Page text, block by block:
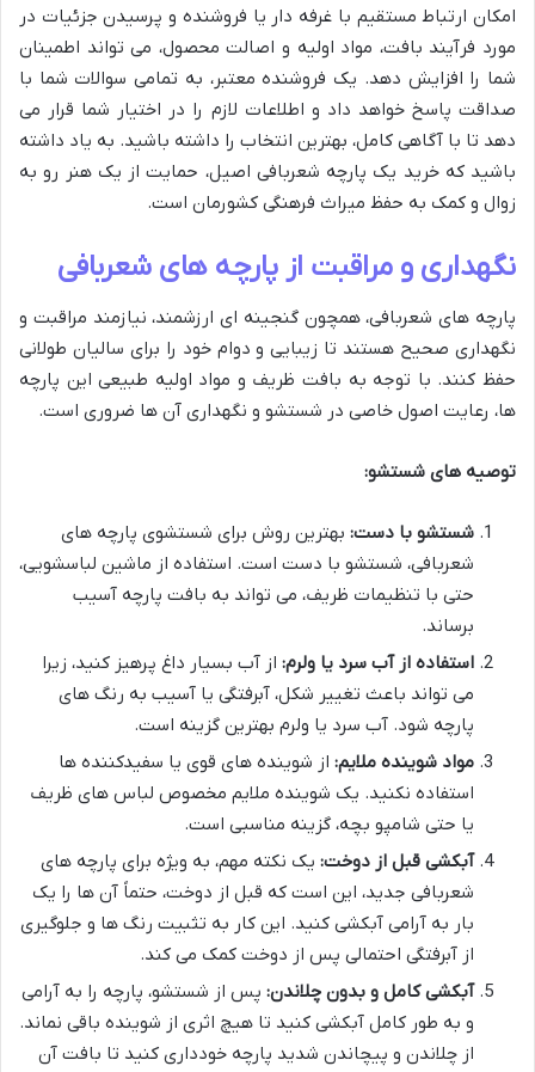
امکان ارتباط مستقیم با غرفه دار یا فروشنده و پرسیدن جزئیات در
مورد فرآیند بافت، مواد اولیه و اصالت محصول، می تواند اطمینان
شما را افزایش دهد. یک فروشنده معتبر، به تمامی سوالات شما با
صداقت پاسخ خواهد داد و اطلاعات لازم را در اختیار شما قرار می
دهد تا با آگاهی کامل، بهترین انتخاب را داشته باشید. به یاد داشته
باشید که خرید یک پارچه شعربافی اصیل، حمایت از یک هنر رو به
زوال و کمک به حفظ میراث فرهنگی کشورمان است.
نگهداری و مراقبت از پارچه های شعربافی
پارچه های شعربافی، همچون گنجینه ای ارزشمند، نیازمند مراقبت و
نگهداری صحیح هستند تا زیبایی و دوام خود را برای سالیان طولانی
حفظ کنند. با توجه به بافت ظریف و مواد اولیه طبیعی این پارچه
ها، رعایت اصول خاصی در شستشو و نگهداری آن ها ضروری است.
توصیه های شستشو:
شستشو با دست: بهترین روش برای شستشوی پارچه های
شعربافی، شستشو با دست است. استفاده از ماشین لباسشویی،
حتی با تنظیمات ظریف، می تواند به بافت پارچه آسیب
برساند.
استفاده از آب سرد یا ولرم: از آب بسیار داغ پرهیز کنید، زیرا
می تواند باعث تغییر شکل، آبرفتگی یا آسیب به رنگ های
پارچه شود. آب سرد یا ولرم بهترین گزینه است.
مواد شوینده ملایم: از شوینده های قوی یا سفیدکننده ها
استفاده نکنید. یک شوینده ملایم مخصوص لباس های ظریف
یا حتی شامپو بچه، گزینه مناسبی است.
آبکشی قبل از دوخت: یک نکته مهم، به ویژه برای پارچه های
شعربافی جدید، این است که قبل از دوخت، حتماً آن ها را یک
بار به آرامی آبکشی کنید. این کار به تثبیت رنگ ها و جلوگیری
از آبرفتگی احتمالی پس از دوخت کمک می کند.
آبکشی کامل و بدون چلاندن: پس از شستشو، پارچه را به آرامی
و به طور کامل آبکشی کنید تا هیچ اثری از شوینده باقی نماند.
از چلاندن و پیچاندن شدید پارچه خودداری کنید تا بافت آن